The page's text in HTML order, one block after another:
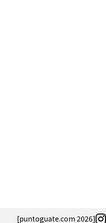
[puntoguate.com 2026]